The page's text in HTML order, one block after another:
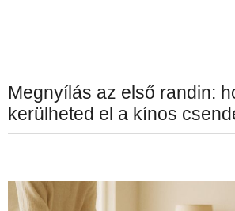
Megnyílás az első randin:
kerülheted el a kínos